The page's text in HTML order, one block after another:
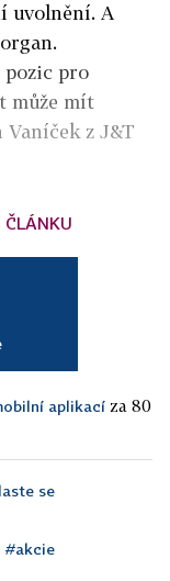
uvolnění. A
pro
může mít
z J&T
ČLÁNKU
aplikací za 80
se
#akcie